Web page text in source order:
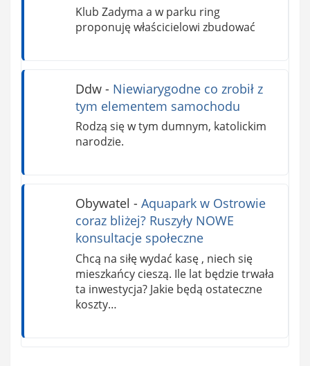
Klub Zadyma a w parku ring
proponuję właścicielowi zbudować
Ddw- Niewiarygodne co zrobił z
tym elementem samochodu
Rodzą się w tym dumnym, katolickim
narodzie.
Obywatel - Aquapark w Ostrowie
coraz bliżej? Ruszyły NOWE
konsultacje społeczne
Chcą na siłę wydać kasę , niech się
mieszkańcy cieszą. Ile lat będzie trwała
ta inwestycja? Jakie będą ostateczne
koszty…